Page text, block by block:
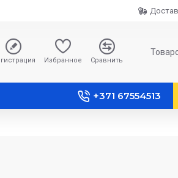
Избранное Сравнить
+371 67554513